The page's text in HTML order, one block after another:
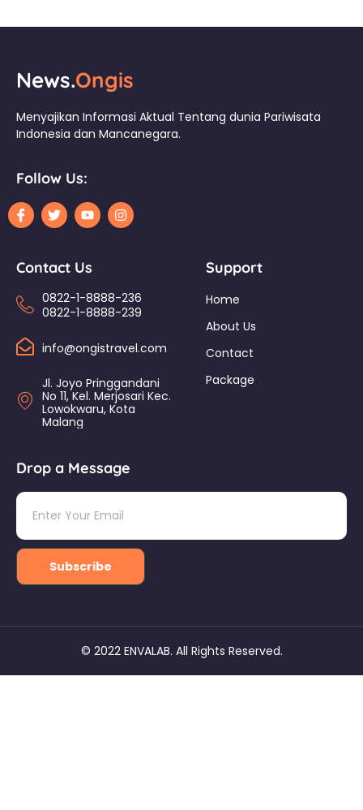
News.Ongis
Menyajikan Informasi Aktual Tentang dunia Pariwisata
Indonesia dan Mancanegara.
Follow Us:
Contact Us
0822-1-8888-236
0822-1-8888-239
info@ongistravel.com
Jl. Joyo Pringgandani
No 11, Kel. Merjosari Kec.
Lowokwaru, Kota
Malang
Support
Home
About Us
Contact
Package
Drop a Message
Subscribe
© 2022 ENVALAB. All Rights Reserved.